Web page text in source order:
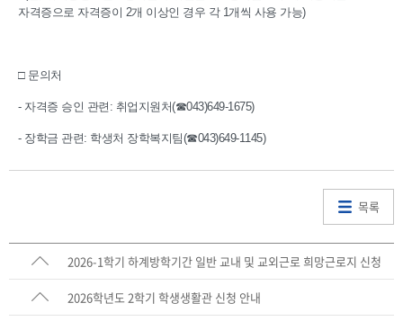
자격증으로 자격증이 2개 이상인 경우 각 1개씩 사용 가능)
□ 문의처
- 자격증 승인 관련: 취업지원처(☎043)649-1675)
- 장학금 관련: 학생처 장학복지팀(☎043)649-1145)
목록
2026-1학기 하계방학기간 일반 교내 및 교외근로 희망근로지 신청
안내
2026학년도 2학기 학생생활관 신청 안내